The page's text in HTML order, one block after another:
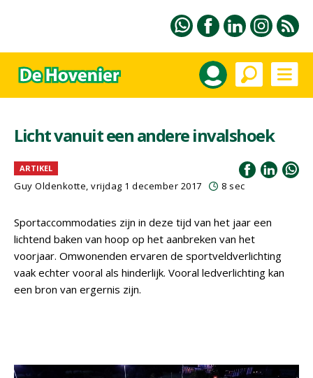
Licht vanuit een andere invalshoek
ARTIKEL
Guy Oldenkotte, vrijdag 1 december 2017 8 sec
Sportaccommodaties zijn in deze tijd van het jaar een
lichtend baken van hoop op het aanbreken van het
voorjaar. Omwonenden ervaren de sportveldverlichting
vaak echter vooral als hinderlijk. Vooral ledverlichting kan
een bron van ergernis zijn.